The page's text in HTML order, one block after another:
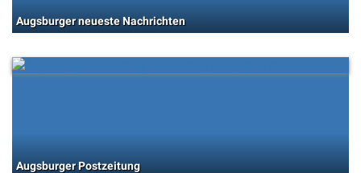
Augsburger neueste Nachrichten
Augsburger Postzeitung